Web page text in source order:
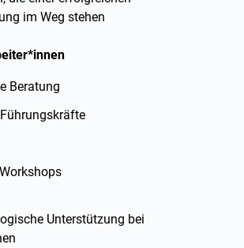
im Weg stehen
Beratung
Workshops
Unterstützung bei